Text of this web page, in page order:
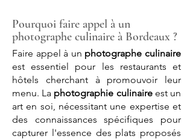
Pourquoi faire appel à un
photographe culinaire à Bordeaux ?
Faire appel à un photographe culinaire
est essentiel pour les restaurants et
hôtels cherchant à promouvoir leur
menu. La photographie culinaireest un
art en soi, nécessitant une expertise et
des connaissances spécifiques pour
capturer l'essence des plats proposés